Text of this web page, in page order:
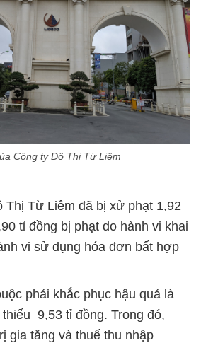
Công ty Đô Thị Từ Liêm
Thị Từ Liêm đã bị xử phạt 1,92
tỉ đồng bị phạt do hành vi khai
vi sử dụng hóa đơn bất hợp
phải khắc phục hậu quả là
9,53 tỉ đồng. Trong đó,
gia tăng và thuế thu nhập